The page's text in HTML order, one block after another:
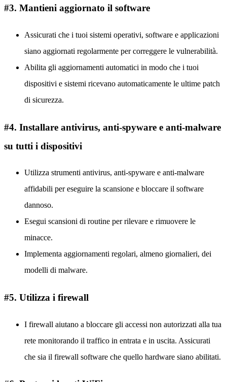
#3. Mantieni aggiornato il software
Assicurati che i tuoi sistemi operativi, software e applicazioni
siano aggiornati regolarmente per correggere le vulnerabilità.
Abilita gli aggiornamenti automatici in modo che i tuoi
dispositivi e sistemi ricevano automaticamente le ultime patch
di sicurezza.
#4. Installare antivirus, anti-spyware e anti-malware
su tutti i dispositivi
Utilizza strumenti antivirus, anti-spyware e anti-malware
affidabili per eseguire la scansione e bloccare il software
dannoso.
Esegui scansioni di routine per rilevare e rimuovere le
minacce.
Implementa aggiornamenti regolari, almeno giornalieri, dei
modelli di malware.
#5. Utilizza i firewall
I firewall aiutano a bloccare gli accessi non autorizzati alla tua
rete monitorando il traffico in entrata e in uscita. Assicurati
che sia il firewall software che quello hardware siano abilitati.